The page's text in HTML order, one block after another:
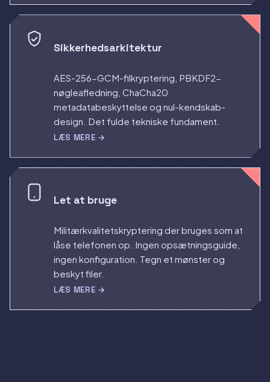
Sikkerhedsarkitektur
AES-256-GCM-filkryptering, PBKDF2-
nøgleafledning, ChaCha20
metadatabeskyttelse og nul-kendskab-
design. Det fulde tekniske fundament.
LÆS MERE →
Let at bruge
Militærkvalitetskryptering der bruges som at
låse telefonen op. Ingen opsætningsguide,
ingen konfiguration. Tegn et mønster og
beskyt filer.
LÆS MERE →